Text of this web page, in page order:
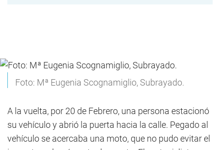
Foto: Mª Eugenia Scognamiglio, Subrayado.
A la vuelta, por 20 de Febrero, una persona estacionó
su vehículo y abrió la puerta hacia la calle. Pegado al
vehículo se acercaba una moto, que no pudo evitar el